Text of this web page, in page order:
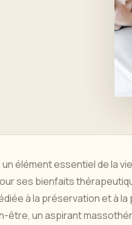
élément essentiel de la
ses bienfaits
à la préservation et à
être, un aspirant